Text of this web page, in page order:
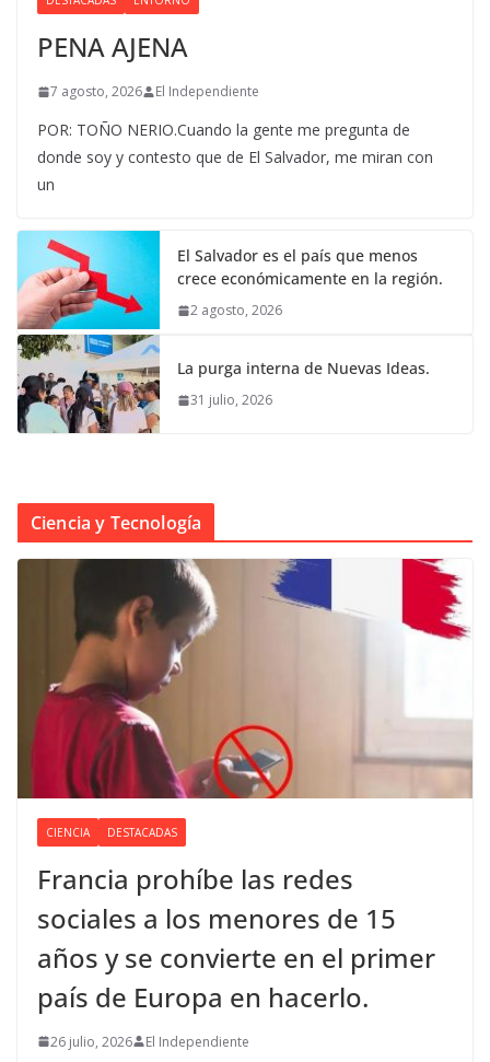
PENA AJENA
7 agosto, 2026 El Independiente
POR: TOÑO NERIO.Cuando la gente me pregunta de
donde soy y contesto que de El Salvador, me miran con
un
El Salvador es el país que menos
crece económicamente en la región.
2 agosto, 2026
La purga interna de Nuevas Ideas.
31 julio, 2026
Ciencia y Tecnología
CIENCIA DESTACADAS
Francia prohíbe las redes
sociales a los menores de 15
años y se convierte en el primer
país de Europa en hacerlo.
26 julio, 2026 El Independiente